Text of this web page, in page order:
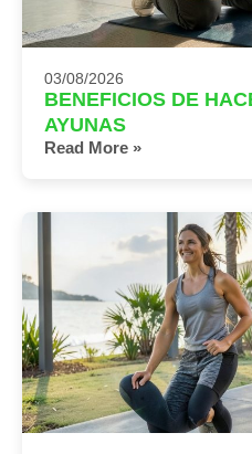
03/08/2026
BENEFICIOS DE
AYUNAS
Read More »